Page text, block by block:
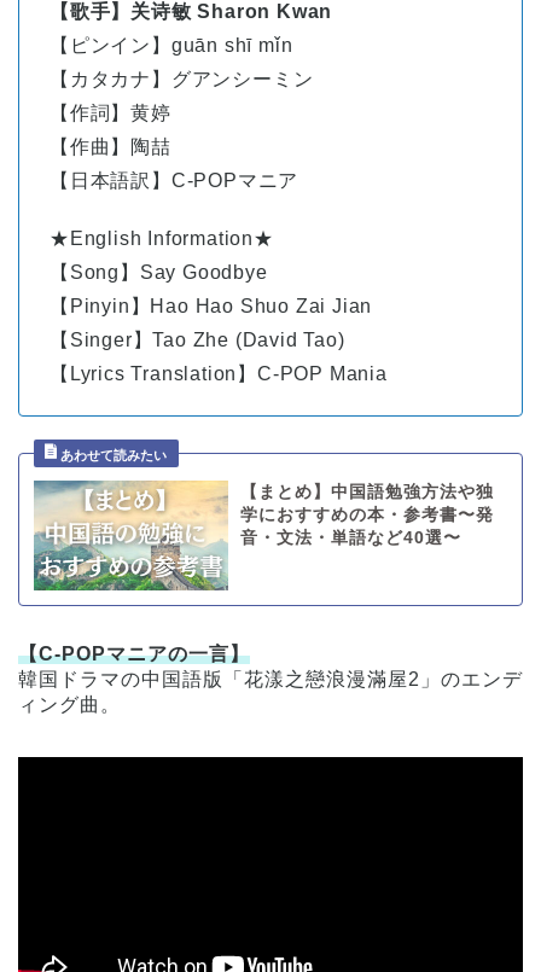
【歌手】关诗敏 Sharon Kwan
【ピンイン】 guān shī mǐn
【カタカナ】グアンシーミン
【作詞】黄婷
【作曲】陶喆
【日本語訳】C-POPマニア
★English Information★
【Song】Say Goodbye
【Pinyin】Hao Hao Shuo Zai Jian
【Singer】Tao Zhe (David Tao)
【Lyrics Translation】C-POP Mania
【まとめ】中国語勉強方法や独
学におすすめの本・参考書〜発
音・文法・単語など40選〜
【C-POPマニアの一言】
韓国ドラマの中国語版「花漾之戀浪漫滿屋2」のエンデ
ィング曲。